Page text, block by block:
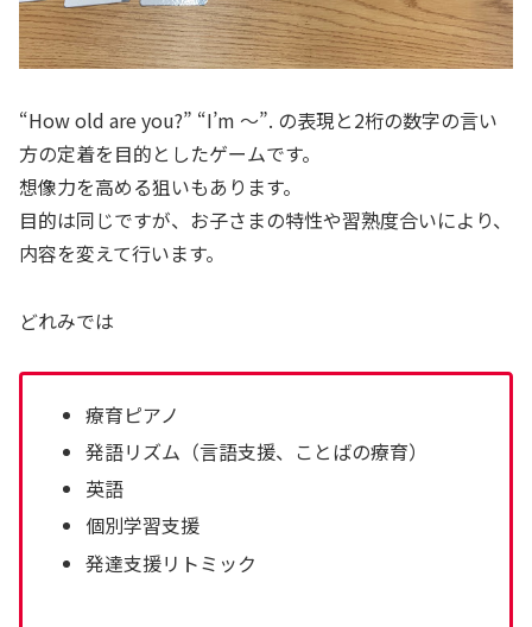
“How old are you?” “I’m ～”. の表現と2桁の数字の言い
方の定着を目的としたゲームです。
想像力を高める狙いもあります。
目的は同じですが、お子さまの特性や習熟度合いにより、
内容を変えて行います。
どれみでは
療育ピアノ
発語リズム（言語支援、ことばの療育）
英語
個別学習支援
発達支援リトミック